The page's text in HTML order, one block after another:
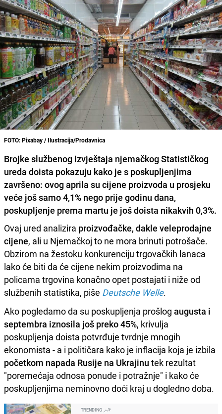
FOTO: Pixabay / Ilustracija/Prodavnica
Brojke službenog izvještaja njemačkog Statističkog
ureda doista pokazuju kako je s poskupljenjima
završeno: ovog aprila su cijene proizvoda u prosjeku
veće još samo 4,1% nego prije godinu dana,
poskupljenje prema martu je još doista nikakvih 0,3%.
Ovaj ured analizira proizvođačke, dakle veleprodajne
cijene, ali u Njemačkoj to ne mora brinuti potrošače.
Obzirom na žestoku konkurenciju trgovačkih lanaca
lako će biti da će cijene nekim proizvodima na
policama trgovina konačno opet postajati i niže od
službenih statistika, piše Deutsche Welle.
Ako pogledamo da su poskupljenja prošlog augusta i
septembra iznosila još preko 45%, krivulja
poskupljenja doista potvrđuje tvrdnje mnogih
ekonomista - a i političara kako je inflacija koja je izbila
početkom napada Rusije na Ukrajinu tek rezultat
"poremećaja odnosa ponude i potražnje" i kako će
poskupljenjima neminovno doći kraj u dogledno doba.
TRENDING